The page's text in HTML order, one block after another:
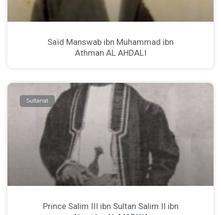
Saïd Manswab ibn Muhammad ibn
Athman AL AHDALI
Sultanat
Prince Salim III ibn Sultan Salim II ibn